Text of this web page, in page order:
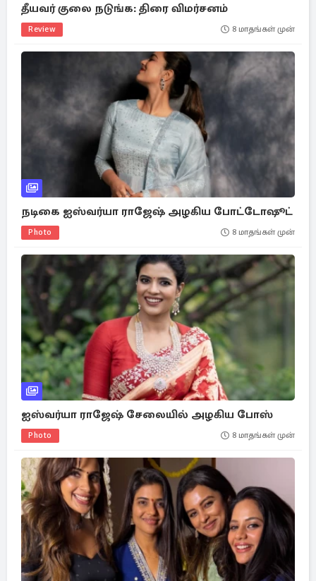
தீயவர் குலை நடுங்க: திரை விமர்சனம்
Review 8 மாதங்கள் முன்
நடிகை ஐஸ்வர்யா ராஜேஷ் அழகிய போட்டோஷூட்
Photo 8 மாதங்கள் முன்
ஐஸ்வர்யா ராஜேஷ் சேலையில் அழகிய போஸ்
Photo 8 மாதங்கள் முன்